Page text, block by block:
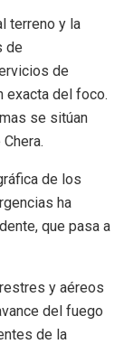
terreno y la
de
de
exacta del foco.
se sitúan
de los
ha
que pasa a
y aéreos
del fuego
de la